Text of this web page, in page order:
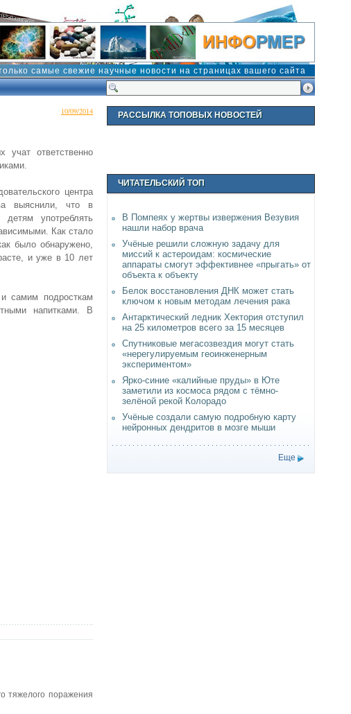
самые свежие научные новости на страницах вашего сайта
10/09/2014
учат ответственно
центра
выяснили, что в
употреблять
Как стало
было обнаружено,
и уже в 10 лет
самим подросткам
напитками. В
тяжелого поражения
РАССЫЛКА ТОПОВЫХ НОВОСТЕЙ
ЧИТАТЕЛЬСКИЙ ТОП
В Помпеях у жертвы извержения Везувия
нашли набор врача
Учёные решили сложную задачу для
миссий к астероидам: космические
аппараты смогут эффективнее «прыгать» от
объекта к объекту
Белок восстановления ДНК может стать
ключом к новым методам лечения рака
Антарктический ледник Хектория отступил
на 25 километров всего за 15 месяцев
Спутниковые мегасозвездия могут стать
«нерегулируемым геоинженерным
экспериментом»
Ярко-синие «калийные пруды» в Юте
заметили из космоса рядом с тёмно-
зелёной рекой Колорадо
Учёные создали самую подробную карту
нейронных дендритов в мозге мыши
Еще